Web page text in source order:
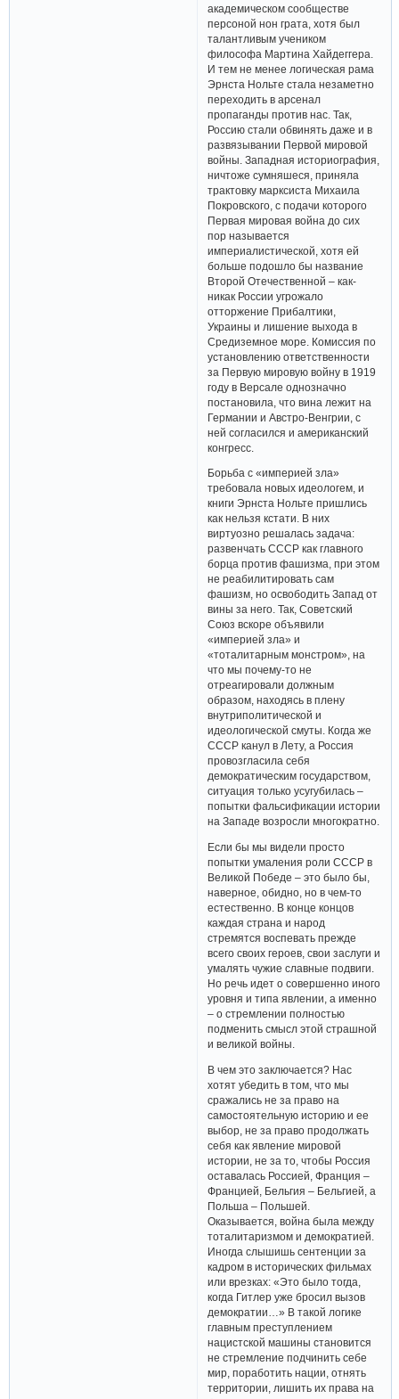
академическом сообществе
персоной нон грата, хотя был
талантливым учеником
философа Мартина Хайдеггера.
И тем не менее логическая рама
Эрнста Нольте стала незаметно
переходить в арсенал
пропаганды против нас. Так,
Россию стали обвинять даже и в
развязывании Первой мировой
войны. Западная историография,
ничтоже сумняшеся, приняла
трактовку марксиста Михаила
Покровского, с подачи которого
Первая мировая война до сих
пор называется
империалистической, хотя ей
больше подошло бы название
Второй Отечественной – как-
никак России угрожало
отторжение Прибалтики,
Украины и лишение выхода в
Средиземное море. Комиссия по
установлению ответственности
за Первую мировую войну в 1919
году в Версале однозначно
постановила, что вина лежит на
Германии и Австро-Венгрии, с
ней согласился и американский
конгресс.
Борьба с «империей зла»
требовала новых идеологем, и
книги Эрнста Нольте пришлись
как нельзя кстати. В них
виртуозно решалась задача:
развенчать СССР как главного
борца против фашизма, при этом
не реабилитировать сам
фашизм, но освободить Запад от
вины за него. Так, Советский
Союз вскоре объявили
«империей зла» и
«тоталитарным монстром», на
что мы почему-то не
отреагировали должным
образом, находясь в плену
внутриполитической и
идеологической смуты. Когда же
СССР канул в Лету, а Россия
провозгласила себя
демократическим государством,
ситуация только усугубилась –
попытки фальсификации истории
на Западе возросли многократно.
Если бы мы видели просто
попытки умаления роли СССР в
Великой Победе – это было бы,
наверное, обидно, но в чем-то
естественно. В конце концов
каждая страна и народ
стремятся воспевать прежде
всего своих героев, свои заслуги и
умалять чужие славные подвиги.
Но речь идет о совершенно иного
уровня и типа явлении, а именно
– о стремлении полностью
подменить смысл этой страшной
и великой войны.
В чем это заключается? Нас
хотят убедить в том, что мы
сражались не за право на
самостоятельную историю и ее
выбор, не за право продолжать
себя как явление мировой
истории, не за то, чтобы Россия
оставалась Россией, Франция –
Францией, Бельгия – Бельгией, а
Польша – Польшей.
Оказывается, война была между
тоталитаризмом и демократией.
Иногда слышишь сентенции за
кадром в исторических фильмах
или врезках: «Это было тогда,
когда Гитлер уже бросил вызов
демократии…» В такой логике
главным преступлением
нацистской машины становится
не стремление подчинить себе
мир, поработить нации, отнять
территории, лишить их права на